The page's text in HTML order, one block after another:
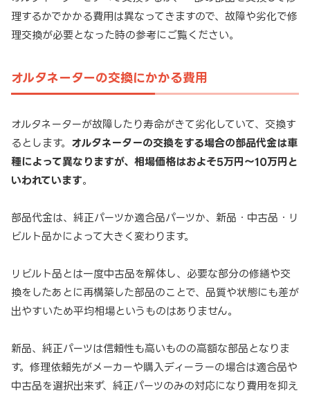
理するかでかかる費用は異なってきますので、故障や劣化で修
理交換が必要となった時の参考にご覧ください。
オルタネーターの交換にかかる費用
オルタネーターが故障したり寿命がきて劣化していて、交換す
るとします。 オルタネーターの交換をする場合の部品代金は車
種によって異なりますが、相場価格はおよそ5万円～10万円と
いわれています。
部品代金は、純正パーツか適合品パーツか、新品・中古品・リ
ビルト品かによって大きく変わります。
リビルト品とは一度中古品を解体し、必要な部分の修繕や交
換をしたあとに再構築した部品のことで、品質や状態にも差が
出やすいため平均相場というものはありません。
新品、純正パーツは信頼性も高いものの高額な部品となりま
す。修理依頼先がメーカーや購入ディーラーの場合は適合品や
中古品を選択出来ず、純正パーツのみの対応になり費用を抑え